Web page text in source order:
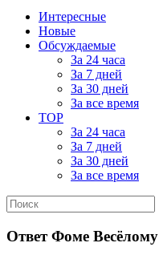
Интересные
Новые
Обсуждаемые
За 24 часа
За 7 дней
За 30 дней
За все время
TOP
За 24 часа
За 7 дней
За 30 дней
За все время
Ответ Фоме Весёлому